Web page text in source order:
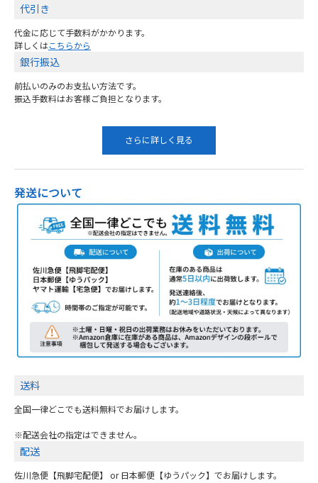
代引き
代金に応じて手数料がかかります。
詳しくはこちらから
銀行振込
前払いのみのお支払い方法です。
振込手数料はお客様ご負担となります。
さらに詳しく見る
発送について
送料
全国一律どこでも送料無料でお届けします。
※配送会社の指定はできません。
配送
佐川急便【飛脚宅配便】 or 日本郵便【ゆうパック】でお届けします。